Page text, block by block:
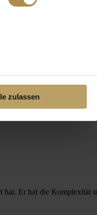
zulassen
hat. Er hat die